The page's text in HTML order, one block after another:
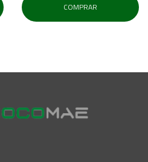
COMPRAR